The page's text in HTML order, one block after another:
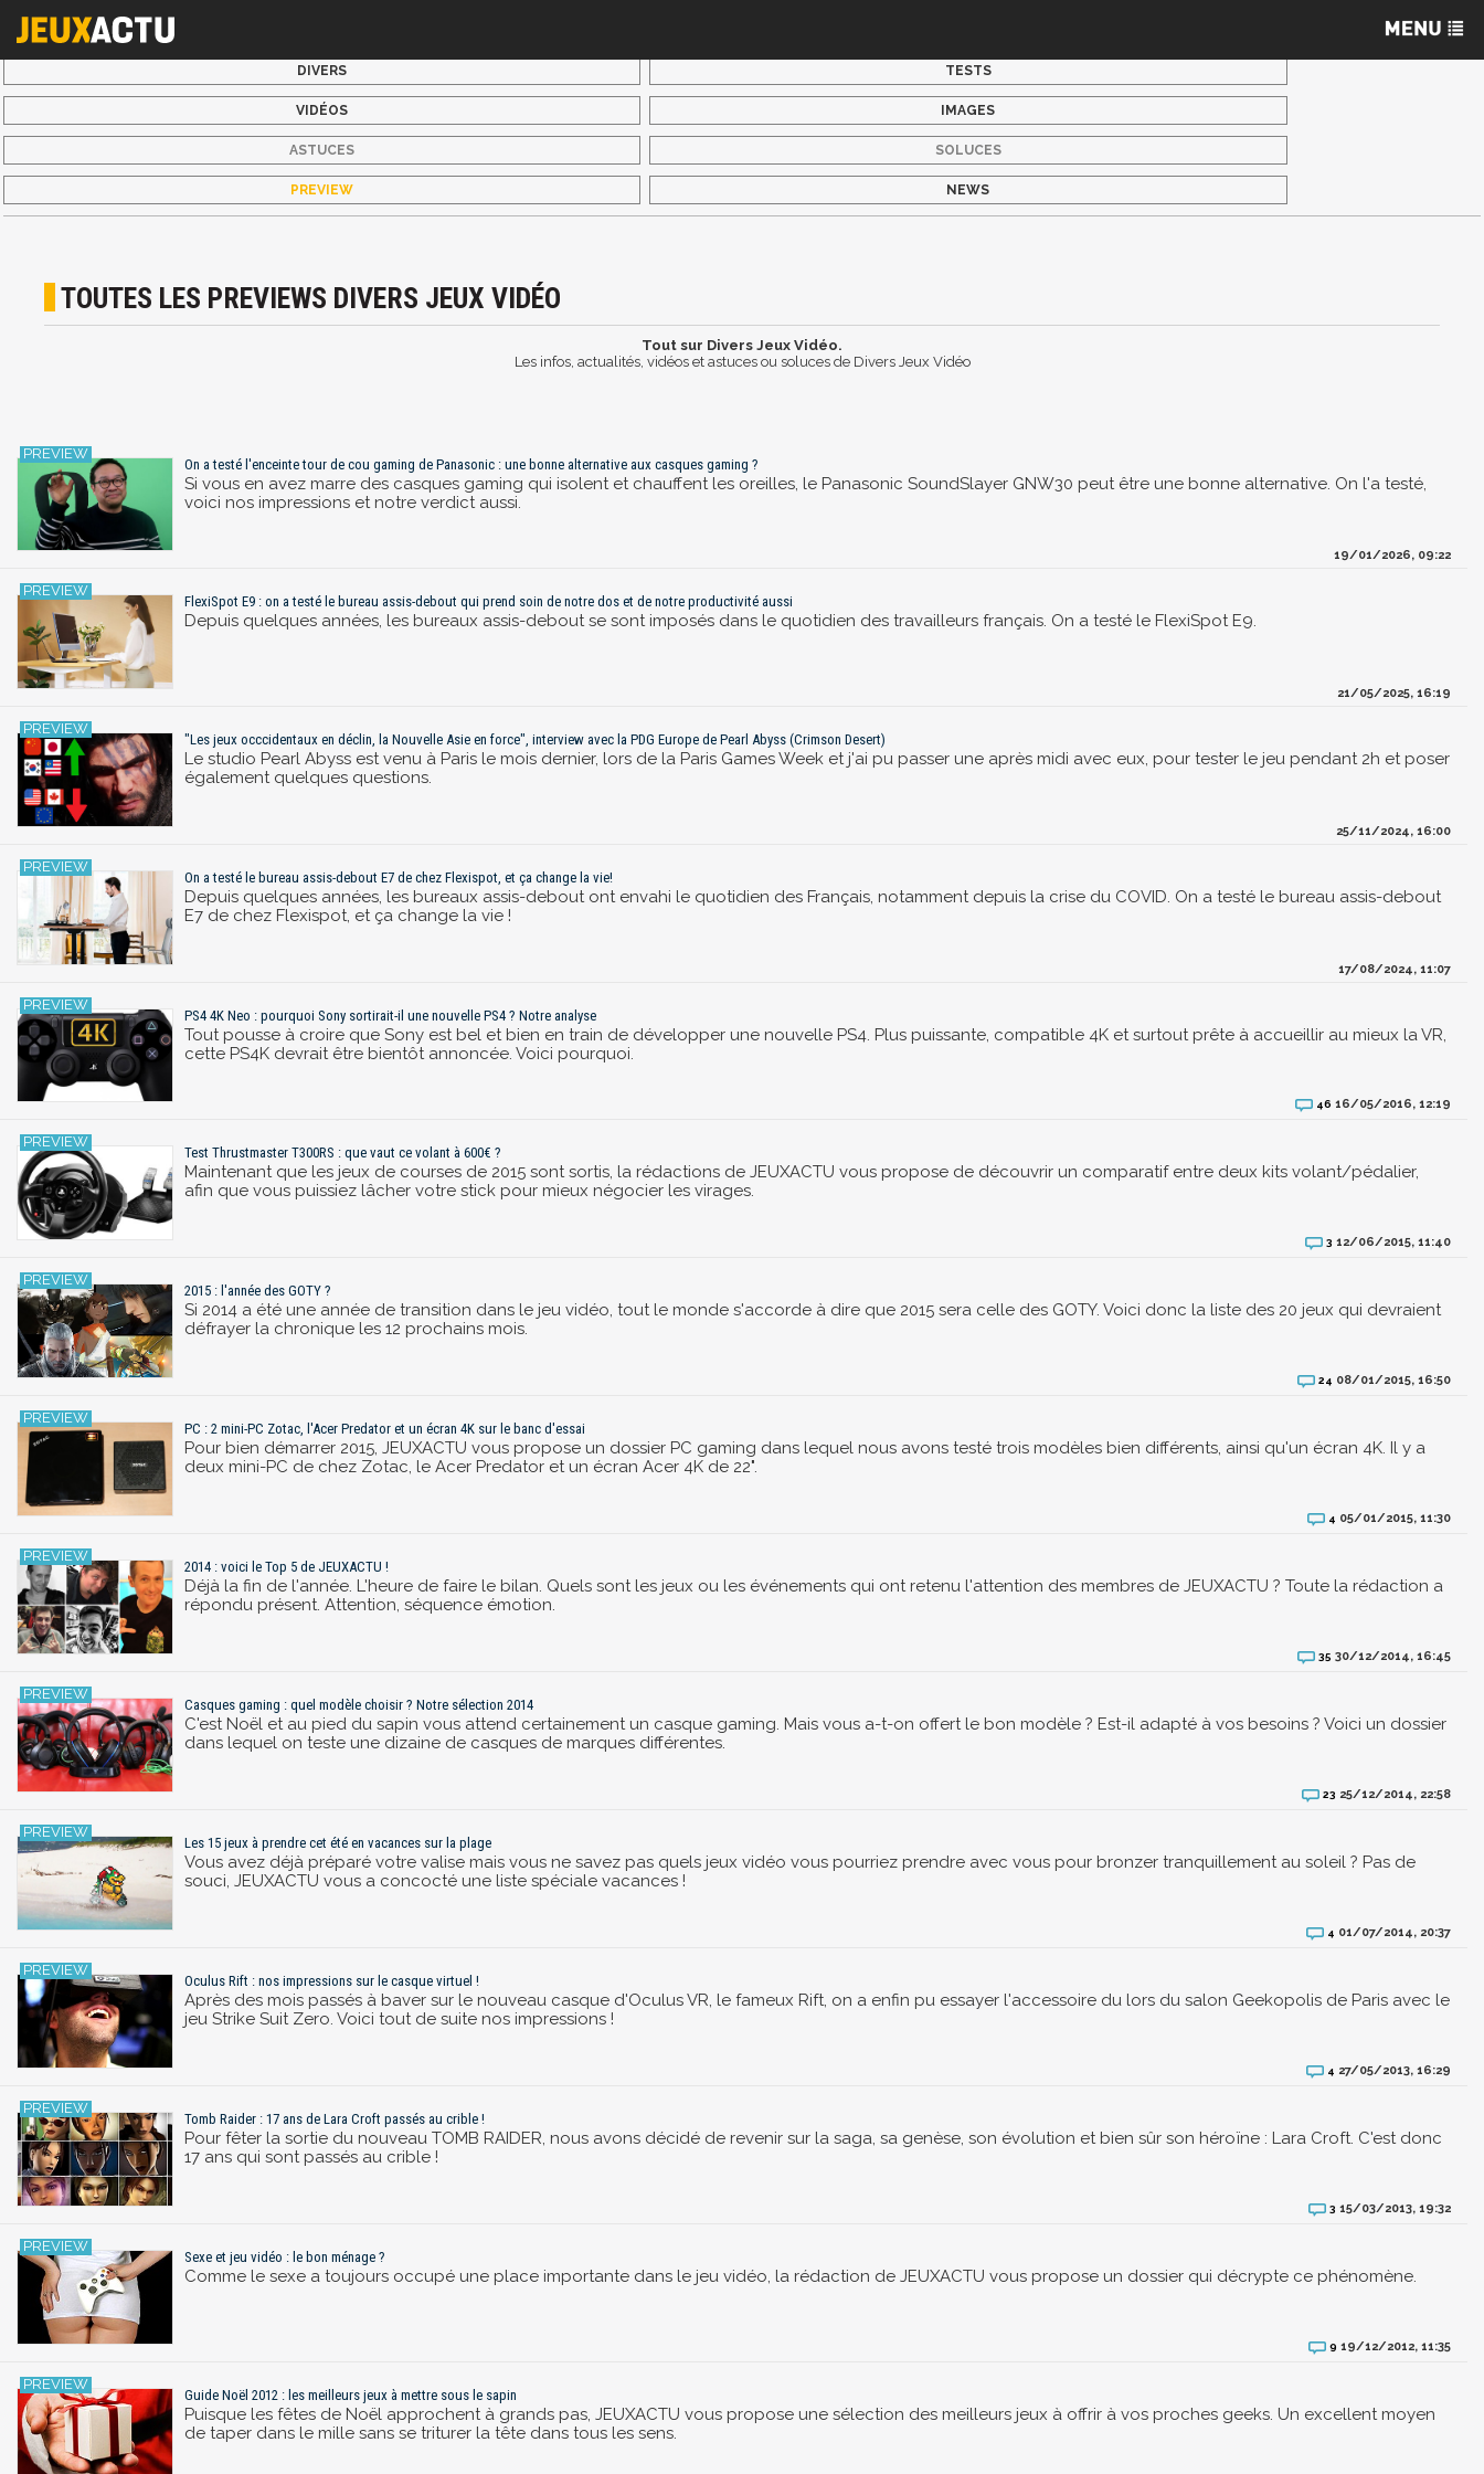
DIVERS TESTS
VIDÉOS IMAGES
ASTUCES SOLUCES
PREVIEW NEWS
TOUTES LES PREVIEWS DIVERS JEUX VIDÉO
Tout sur Divers Jeux Vidéo.
Les infos, actualités, vidéos et astuces ou soluces de Divers Jeux Vidéo
On a testé l'enceinte tour de cou gaming de Panasonic : une bonne alternative aux casques gaming ?
Si vous en avez marre des casques gaming qui isolent et chauffent les oreilles, le Panasonic SoundSlayer GNW30 peut être une bonne alternative. On l'a testé,
voici nos impressions et notre verdict aussi.
19/01/2026, 09:22
FlexiSpot E9 : on a testé le bureau assis-debout qui prend soin de notre dos et de notre productivité aussi
Depuis quelques années, les bureaux assis-debout se sont imposés dans le quotidien des travailleurs français. On a testé le FlexiSpot E9.
21/05/2025, 16:19
"Les jeux occcidentaux en déclin, la Nouvelle Asie en force", interview avec la PDG Europe de Pearl Abyss (Crimson Desert)
Le studio Pearl Abyss est venu à Paris le mois dernier, lors de la Paris Games Week et j'ai pu passer une après midi avec eux, pour tester le jeu pendant 2h et poser
également quelques questions.
25/11/2024, 16:00
On a testé le bureau assis-debout E7 de chez Flexispot, et ça change la vie!
Depuis quelques années, les bureaux assis-debout ont envahi le quotidien des Français, notamment depuis la crise du COVID. On a testé le bureau assis-debout
E7 de chez Flexispot, et ça change la vie !
17/08/2024, 11:07
PS4 4K Neo : pourquoi Sony sortirait-il une nouvelle PS4 ? Notre analyse
Tout pousse à croire que Sony est bel et bien en train de développer une nouvelle PS4. Plus puissante, compatible 4K et surtout prête à accueillir au mieux la VR,
cette PS4K devrait être bientôt annoncée. Voici pourquoi.
46 16/05/2016, 12:19
Test Thrustmaster T300RS : que vaut ce volant à 600€ ?
Maintenant que les jeux de courses de 2015 sont sortis, la rédactions de JEUXACTU vous propose de découvrir un comparatif entre deux kits volant/pédalier,
afin que vous puissiez lâcher votre stick pour mieux négocier les virages.
3 12/06/2015, 11:40
2015 : l'année des GOTY ?
Si 2014 a été une année de transition dans le jeu vidéo, tout le monde s'accorde à dire que 2015 sera celle des GOTY. Voici donc la liste des 20 jeux qui devraient
défrayer la chronique les 12 prochains mois.
24 08/01/2015, 16:50
PC : 2 mini-PC Zotac, l'Acer Predator et un écran 4K sur le banc d'essai
Pour bien démarrer 2015, JEUXACTU vous propose un dossier PC gaming dans lequel nous avons testé trois modèles bien différents, ainsi qu'un écran 4K. Il y a
deux mini-PC de chez Zotac, le Acer Predator et un écran Acer 4K de 22".
4 05/01/2015, 11:30
2014 : voici le Top 5 de JEUXACTU !
Déjà la fin de l'année. L'heure de faire le bilan. Quels sont les jeux ou les événements qui ont retenu l'attention des membres de JEUXACTU ? Toute la rédaction a
répondu présent. Attention, séquence émotion.
35 30/12/2014, 16:45
Casques gaming : quel modèle choisir ? Notre sélection 2014
C'est Noël et au pied du sapin vous attend certainement un casque gaming. Mais vous a-t-on offert le bon modèle ? Est-il adapté à vos besoins ? Voici un dossier
dans lequel on teste une dizaine de casques de marques différentes.
23 25/12/2014, 22:58
Les 15 jeux à prendre cet été en vacances sur la plage
Vous avez déjà préparé votre valise mais vous ne savez pas quels jeux vidéo vous pourriez prendre avec vous pour bronzer tranquillement au soleil ? Pas de
souci, JEUXACTU vous a concocté une liste spéciale vacances !
4 01/07/2014, 20:37
Oculus Rift : nos impressions sur le casque virtuel !
Après des mois passés à baver sur le nouveau casque d'Oculus VR, le fameux Rift, on a enfin pu essayer l'accessoire du lors du salon Geekopolis de Paris avec le
jeu Strike Suit Zero. Voici tout de suite nos impressions !
4 27/05/2013, 16:29
Tomb Raider : 17 ans de Lara Croft passés au crible !
Pour fêter la sortie du nouveau TOMB RAIDER, nous avons décidé de revenir sur la saga, sa genèse, son évolution et bien sûr son héroïne : Lara Croft. C'est donc
17 ans qui sont passés au crible !
3 15/03/2013, 19:32
Sexe et jeu vidéo : le bon ménage ?
Comme le sexe a toujours occupé une place importante dans le jeu vidéo, la rédaction de JEUXACTU vous propose un dossier qui décrypte ce phénomène.
9 19/12/2012, 11:35
Guide Noël 2012 : les meilleurs jeux à mettre sous le sapin
Puisque les fêtes de Noël approchent à grands pas, JEUXACTU vous propose une sélection des meilleurs jeux à offrir à vos proches geeks. Un excellent moyen
de taper dans le mille sans se triturer la tête dans tous les sens.